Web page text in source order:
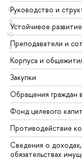
Щ
Э
Ю
Я
Руководство и
Устойчивое
Преподаватели и
Корпуса и
Закупки
Обращения
Фонд целевого
Противодействие
Сведения о
обязательствах